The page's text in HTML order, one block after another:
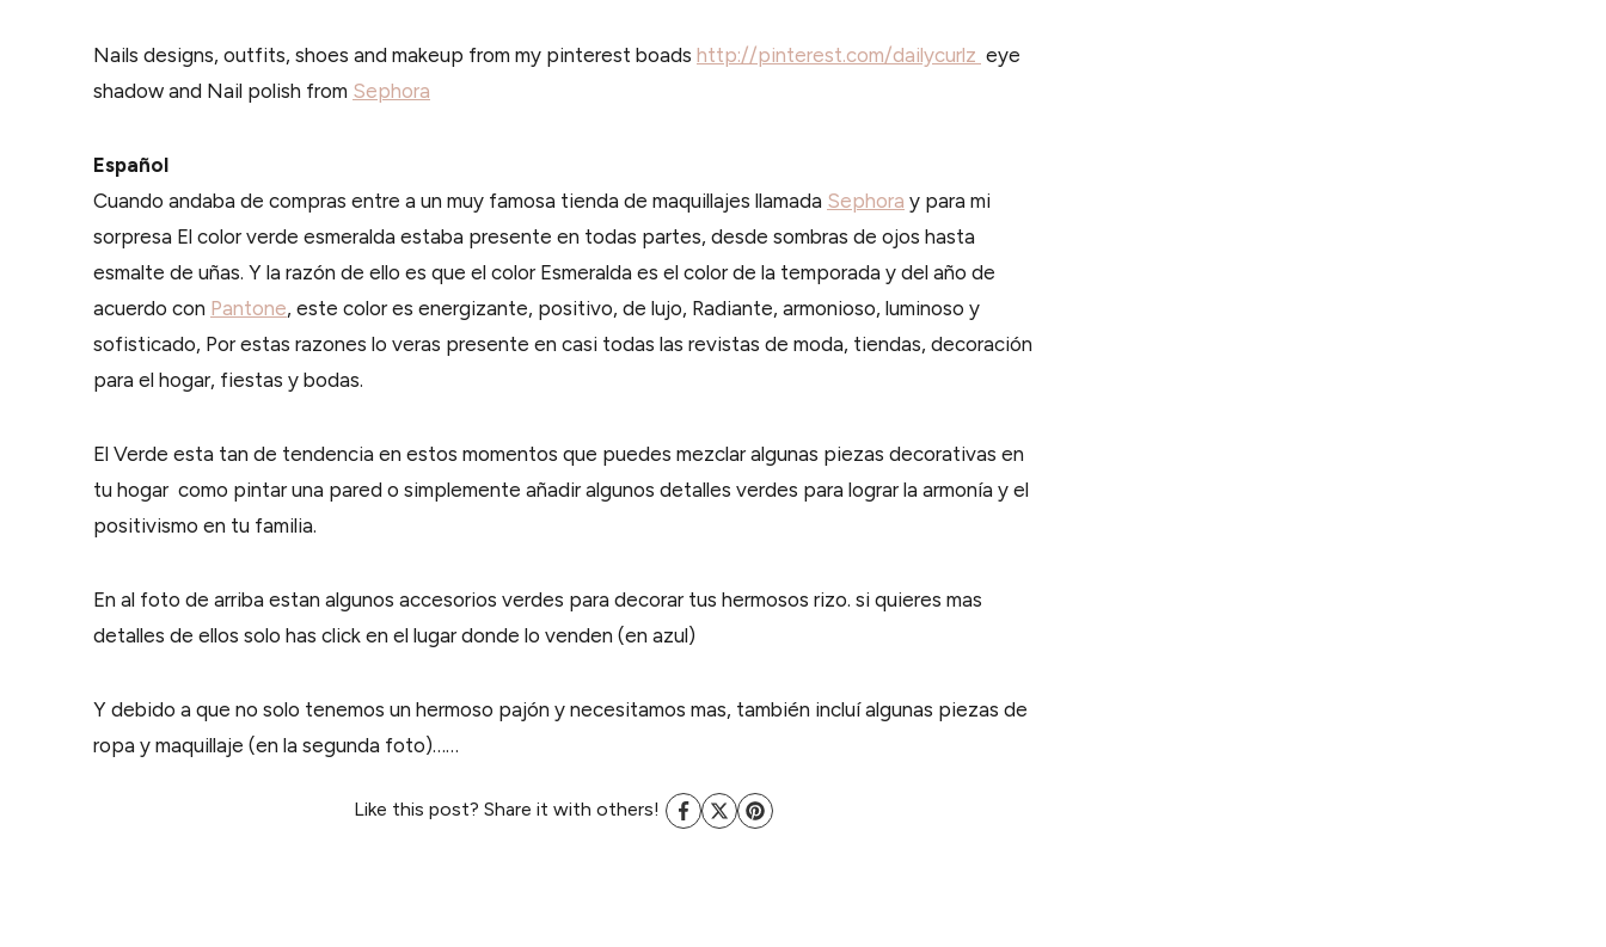
Nails designs, outfits, shoes and makeup from my pinterest boads http://pinterest.com/dailycurlz eye
shadow and Nail polish from Sephora
Español
Cuando andaba de compras entre a un muy famosa tienda de maquillajes llamada Sephora y para mi
sorpresa El color verde esmeralda estaba presente en todas partes, desde sombras de ojos hasta
esmalte de uñas. Y la razón de ello es que el color Esmeralda es el color de la temporada y del año de
acuerdo con Pantone, este color es energizante, positivo, de lujo, Radiante, armonioso, luminoso y
sofisticado, Por estas razones lo veras presente en casi todas las revistas de moda, tiendas, decoración
para el hogar, fiestas y bodas.
El Verde esta tan de tendencia en estos momentos que puedes mezclar algunas piezas decorativas en
tu hogar como pintar una pared o simplemente añadir algunos detalles verdes para lograr la armonía y el
positivismo en tu familia.
En al foto de arriba estan algunos accesorios verdes para decorar tus hermosos rizo. si quieres mas
detalles de ellos solo has click en el lugar donde lo venden (en azul)
Y debido a que no solo tenemos un hermoso pajón y necesitamos mas, también incluí algunas piezas de
ropa y maquillaje (en la segunda foto)……
Like this post? Share it with others!